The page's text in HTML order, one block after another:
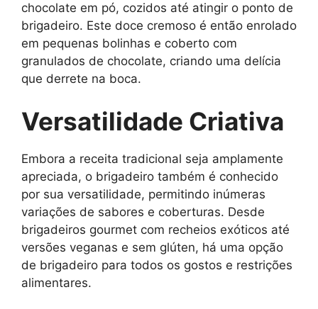
chocolate em pó, cozidos até atingir o ponto de
brigadeiro. Este doce cremoso é então enrolado
em pequenas bolinhas e coberto com
granulados de chocolate, criando uma delícia
que derrete na boca.
Versatilidade Criativa
Embora a receita tradicional seja amplamente
apreciada, o brigadeiro também é conhecido
por sua versatilidade, permitindo inúmeras
variações de sabores e coberturas. Desde
brigadeiros gourmet com recheios exóticos até
versões veganas e sem glúten, há uma opção
de brigadeiro para todos os gostos e restrições
alimentares.